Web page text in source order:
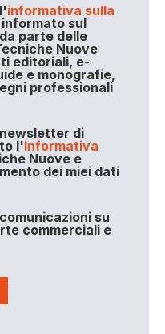
informativa sulla
sul
parte delle
Nuove
editoriali, e-
e monografie,
professionali
di
l'Informativa
Nuove e
dei miei dati
su
commerciali e